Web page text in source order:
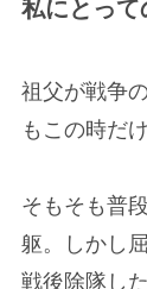
私にとって
祖父が戦争
もこの時だ
そもそも普
躯。しかし
戦後除隊し